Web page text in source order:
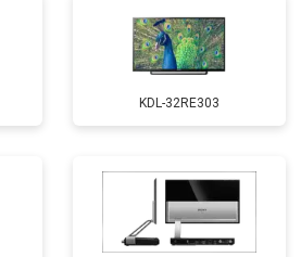
KDL-32RE303